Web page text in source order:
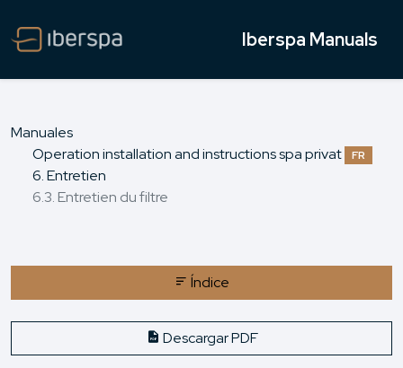
Iberspa Manuals
Manuales
Operation installation and instructions spa privat
FR
6. Entretien
6.3. Entretien du filtre
Índice
Descargar PDF